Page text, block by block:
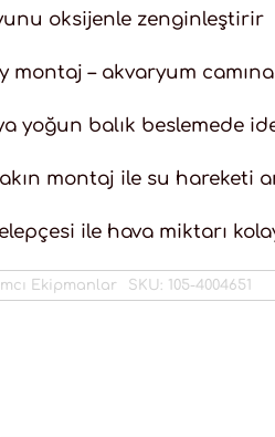
oksijenle zenginleştirir
montaj – akvaryum
yoğun balık beslemede
montaj ile su hareketi
ile hava miktarı
Ekipmanlar SKU: 105-4004651